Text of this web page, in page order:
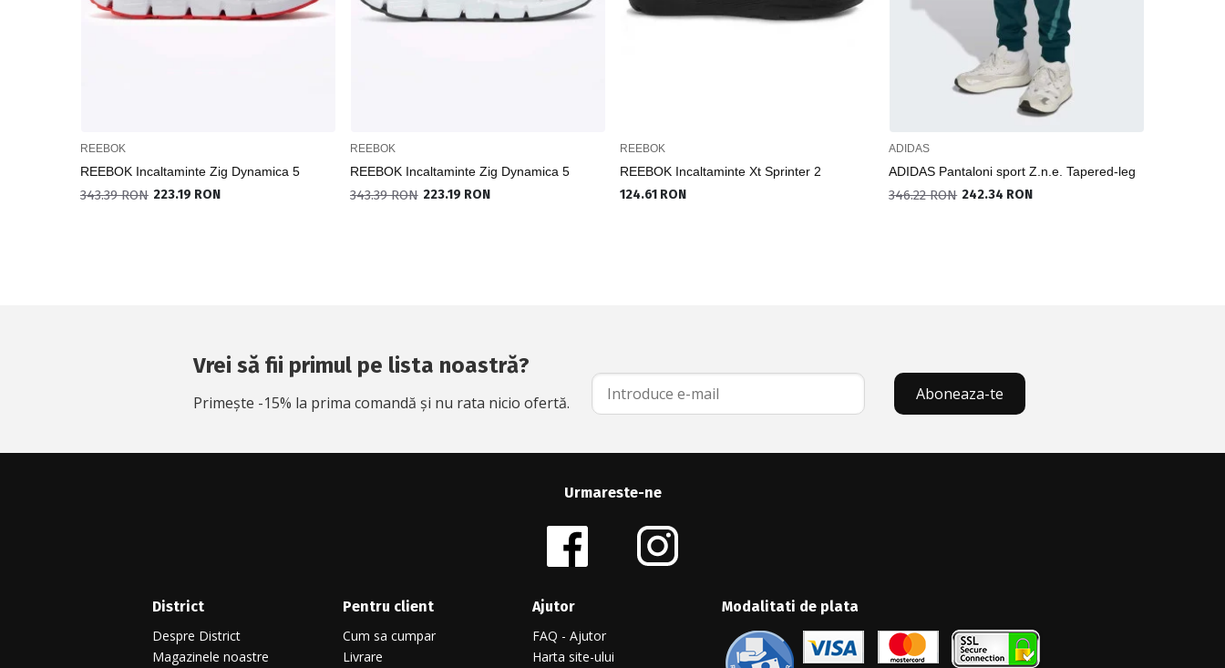
REEBOK
REEBOK Incaltaminte Zig Dynamica 5
343.39 RON 223.19 RON
REEBOK
REEBOK Incaltaminte Zig Dynamica 5
343.39 RON 223.19 RON
REEBOK
REEBOK Incaltaminte Xt Sprinter 2
124.61 RON
ADIDAS
ADIDAS Pantaloni sport Z.n.e. Tapered-leg
346.22 RON 242.34 RON
Vrei să fii primul pe lista noastră?
Primește -15% la prima comandă și nu rata nicio ofertă. Aboneaza-te
Urmareste-ne
District
Despre District
Magazinele noastre
Pentru client
Cum sa cumpar
Livrare
Ajutor
FAQ - Ajutor
Harta site-ului
Modalitati de plata